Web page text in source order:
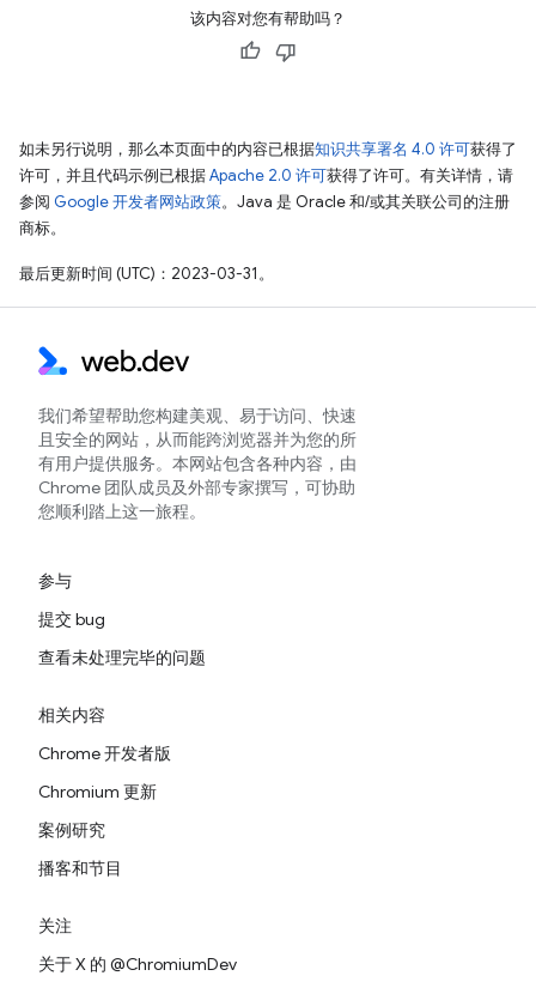
该内容对您有帮助吗？
如未另行说明，那么本页面中的内容已根据知识共享署名 4.0 许可获得了
许可，并且代码示例已根据Apache 2.0 许可获得了许可。有关详情，请
参阅 Google 开发者网站政策。Java 是 Oracle 和/或其关联公司的注册
商标。
最后更新时间 (UTC)：2023-03-31。
我们希望帮助您构建美观、易于访问、快速
且安全的网站，从而能跨浏览器并为您的所
有用户提供服务。本网站包含各种内容，由
Chrome 团队成员及外部专家撰写，可协助
您顺利踏上这一旅程。
参与
提交 bug
查看未处理完毕的问题
相关内容
Chrome 开发者版
Chromium 更新
案例研究
播客和节目
关注
关于 X 的 @ChromiumDev